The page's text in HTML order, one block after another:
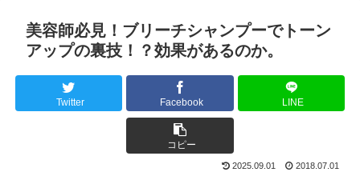
美容師必見！ブリーチシャンプーでトーン
アップの裏技！？効果があるのか。
Twitter Facebook LINE
コピー
2025.09.01 2018.07.01